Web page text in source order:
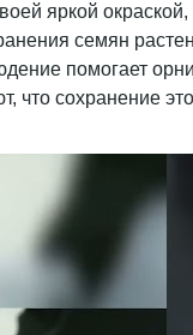
яркой
семян
помогает
сохранение